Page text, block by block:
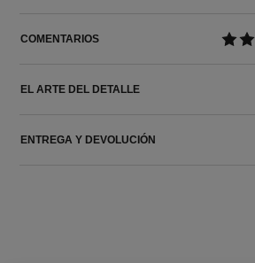
COMENTARIOS
EL ARTE DEL DETALLE
ENTREGA Y DEVOLUCIÓN